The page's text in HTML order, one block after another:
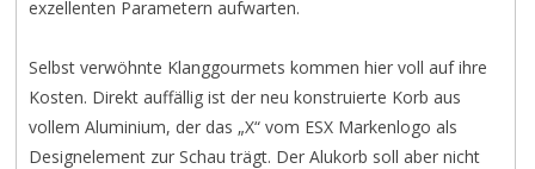
exzellenten Parametern aufwarten.
Selbst verwöhnte Klanggourmets kommen hier voll auf ihre
Kosten. Direkt auffällig ist der neu konstruierte Korb aus
vollem Aluminium, der das „X“ vom ESX Markenlogo als
Designelement zur Schau trägt. Der Alukorb soll aber nicht